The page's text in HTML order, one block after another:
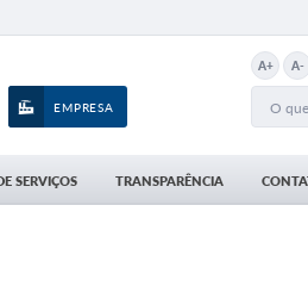
EMPRESA
A+ A-
SERVIÇOS TRANSPARÊNCIA